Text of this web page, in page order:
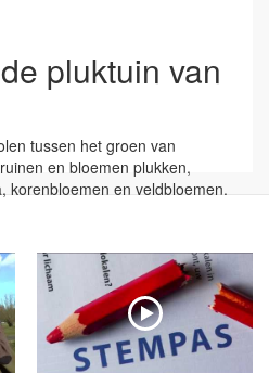
pluktuin van
tussen het groen van
en bloemen plukken,
korenbloemen en veldbloemen.